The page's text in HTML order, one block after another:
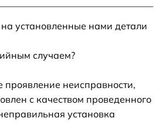
на установленные нами детали
случаем?
проявление неисправности,
с качеством проведенного
установка